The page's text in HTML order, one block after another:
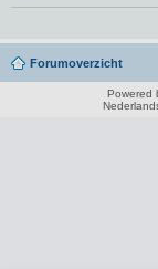
Forumoverzicht
Powered